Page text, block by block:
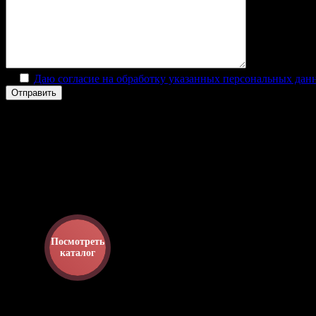
Посмотреть
каталог
Даю согласие на обработку указанных персональных